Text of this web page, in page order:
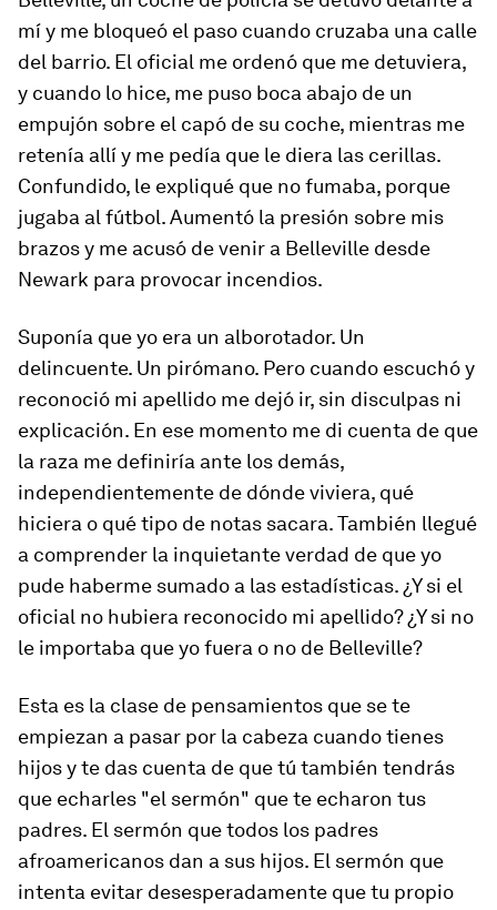
mí y me bloqueó el paso cuando cruzaba una calle
del barrio. El oficial me ordenó que me detuviera,
y cuando lo hice, me puso boca abajo de un
empujón sobre el capó de su coche, mientras me
retenía allí y me pedía que le diera las cerillas.
Confundido, le expliqué que no fumaba, porque
jugaba al fútbol. Aumentó la presión sobre mis
brazos y me acusó de venir a Belleville desde
Newark para provocar incendios.
Suponía que yo era un alborotador. Un
delincuente. Un pirómano. Pero cuando escuchó y
reconoció mi apellido me dejó ir, sin disculpas ni
explicación. En ese momento me di cuenta de que
la raza me definiría ante los demás,
independientemente de dónde viviera, qué
hiciera o qué tipo de notas sacara. También llegué
a comprender la inquietante verdad de que yo
pude haberme sumado a las estadísticas. ¿Y si el
oficial no hubiera reconocido mi apellido? ¿Y si no
le importaba que yo fuera o no de Belleville?
Esta es la clase de pensamientos que se te
empiezan a pasar por la cabeza cuando tienes
hijos y te das cuenta de que tú también tendrás
que echarles "el sermón" que te echaron tus
padres. El sermón que todos los padres
afroamericanos dan a sus hijos. El sermón que
intenta evitar desesperadamente que tu propio